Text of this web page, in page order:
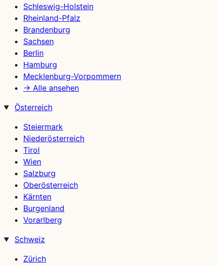
Schleswig-Holstein
Rheinland-Pfalz
Brandenburg
Sachsen
Berlin
Hamburg
Mecklenburg-Vorpommern
→ Alle ansehen
Österreich
Steiermark
Niederösterreich
Tirol
Wien
Salzburg
Oberösterreich
Kärnten
Burgenland
Vorarlberg
Schweiz
Zürich